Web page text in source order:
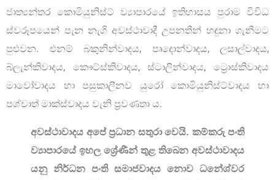
ජාත්‍යන්තර කොමියුනිස්ට් ව්‍යාපාරයේ ඉතිහාසය පුරාම විවිධ
ස්වරූපයෙන් පැන නැගි අවස්ථාවාදී උපනතීන් හඳුනා ගැනීමට
පුළුවන. එනම් බකුනින්වාදය, පෘදොන්වාදය, ලසාල්වාදය,
බ්ලැන්කිවාදය, කෞට්ස්කිවාදය, ස්ටාලින්වාදය, ට්‍රොස්කිවාදය
මාවෝවාදය හා පසුකාලීනව යුරෝ කොමියුනිස්ට්වාදය හා
පශ්චාත් මාක්ස්වාදය වැනි ප්‍රවණතා ය.
අවස්ථාවාදය අපේ ප්‍රධාන සතුරා වෙයි. කම්කරු පංති
ව්‍යාපාරයේ ඉහල ශ්‍රේණීන් තුළ තිබෙන අවස්ථාවාදය
යනු නිර්ධන පංති සමාජවාදය නොව ධනේශ්වර